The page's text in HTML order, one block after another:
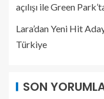
açılışı ile Green
Lara’dan Yeni Hit
Türkiye
SON